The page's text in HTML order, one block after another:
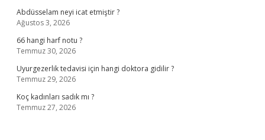
Abdüsselam neyi icat etmiştir ?
Ağustos 3, 2026
66 hangi harf notu ?
Temmuz 30, 2026
Uyurgezerlik tedavisi için hangi doktora gidilir ?
Temmuz 29, 2026
Koç kadınları sadık mı ?
Temmuz 27, 2026